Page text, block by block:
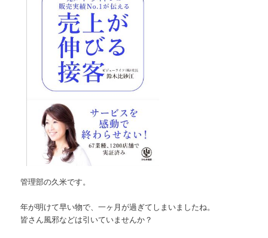
管理部の久米です。
年が明けて早い物で、一ヶ月が過ぎてしまいましたね。
皆さん風邪などは引いていませんか？